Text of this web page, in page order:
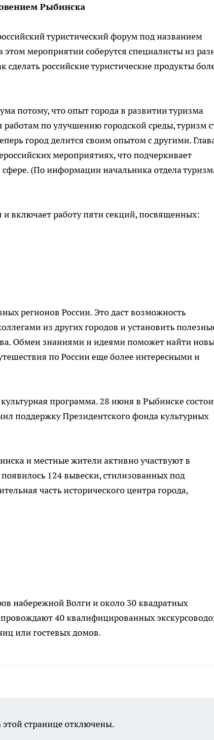
Рыбинска
туристический форум под названием
этом мероприятии соберутся специалисты из
российские туристические продукты
потому, что опыт города в развитии туризма
работам по улучшению городской среды, туризм
город делится своим опытом с другими.
мероприятиях, что подчеркивает
(По информации начальника отдела
включает работу пяти секций, посвященных:
регионов России. Это даст возможность
из других городов и установить
Обмен знаниями и идеями поможет найти
по России еще более интересными и
программа. 28 июня в Рыбинске
поддержку Президентского фонда культурных
и местные жители активно участвуют в
124 вывески, стилизованных под
часть исторического центра города,
набережной Волги и около 30 квадратных
40 квалифицированных
или гостевых домов.
странице отключены.